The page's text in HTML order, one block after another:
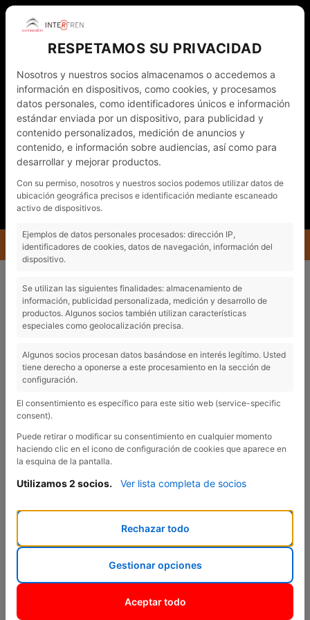
ESP
972 011 782
WHATSAPP
MENU
INTERFREN
VENTAS
ayudarte?
RESPETAMOS SU PRIVACIDAD
Nosotros y nuestros socios almacenamos o accedemos a
información en dispositivos, como cookies, y procesamos
datos personales, como identificadores únicos e información
estándar enviada por un dispositivo, para publicidad y
contenido personalizados, medición de anuncios y
contenido, e información sobre audiencias, así como para
desarrollar y mejorar productos.
Con su permiso, nosotros y nuestros socios podemos utilizar datos de
ubicación geográfica precisos e identificación mediante escaneado
activo de dispositivos.
Ejemplos de datos personales procesados: dirección IP,
identificadores de cookies, datos de navegación, información del
dispositivo.
Se utilizan las siguientes finalidades: almacenamiento de
información, publicidad personalizada, medición y desarrollo de
productos. Algunos socios también utilizan características
especiales como geolocalización precisa.
Algunos socios procesan datos basándose en interés legítimo. Usted
tiene derecho a oponerse a este procesamiento en la sección de
configuración.
El consentimiento es específico para este sitio web (service-specific
consent).
Puede retirar o modificar su consentimiento en cualquier momento
haciendo clic en el icono de configuración de cookies que aparece en
la esquina de la pantalla.
Utilizamos 2 socios. Ver lista completa de socios
Rechazar todo
Gestionar opciones
Aceptar todo